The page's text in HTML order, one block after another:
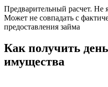
Предварительный расчет. Не
Может не совпадать с
предоставления займа
Как получить
имущества